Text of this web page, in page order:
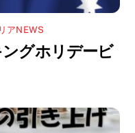
アNEWS
グホリデービ